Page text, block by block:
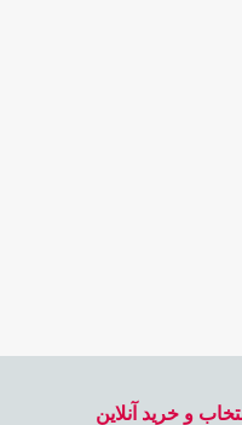
و خرید آنلاین